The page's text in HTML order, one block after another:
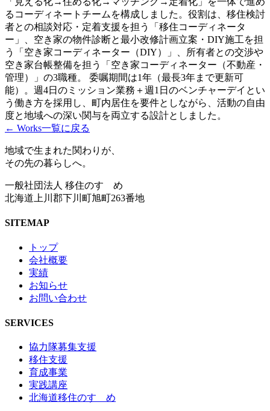
るコーディネートチームを構成しました。役割は、移住検討
者との相談対応・定着支援を担う「移住コーディネータ
ー」、空き家の物件診断と最小改修計画立案・DIY施工を担
う「空き家コーディネーター（DIY）」、所有者との交渉や
空き家台帳整備を担う「空き家コーディネーター（不動産・
管理）」の3職種。 委嘱期間は1年（最長3年まで更新可
能）。週4日のミッション業務＋週1日のベンチャーデイとい
う働き方を採用し、町内居住を要件としながら、活動の自由
度と地域への深い関与を両立する設計としました。
← Works一覧に戻る
地域で生まれた関わりが、
その先の暮らしへ。
一般社団法人 移住のすゝめ
北海道上川郡下川町旭町263番地
SITEMAP
トップ
会社概要
実績
お知らせ
お問い合わせ
SERVICES
協力隊募集支援
移住支援
育成事業
実践講座
北海道移住のすゝめ